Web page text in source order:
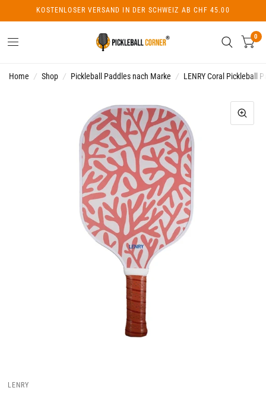
KOSTENLOSER VERSAND IN DER SCHWEIZ AB CHF 45.00
0
Home / Shop / Pickleball Paddles nach Marke / LENRY Coral Pickleball
LENRY